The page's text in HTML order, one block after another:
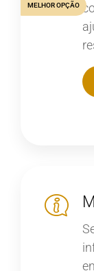
MELHOR OPÇÃO